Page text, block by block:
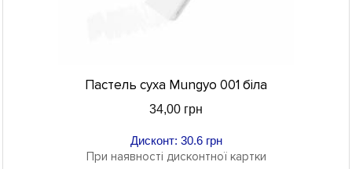
Пастель суха Mungyo 001 біла
34,00 грн
Дисконт: 30.6 грн
При наявності дисконтної картки